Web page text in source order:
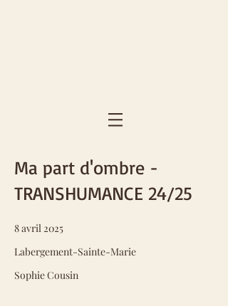
Ma part d'ombre -
TRANSHUMANCE 24/25
8 avril 2025
Labergement-Sainte-Marie
Sophie Cousin